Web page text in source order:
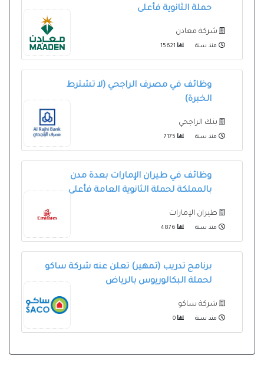
حملة الثانوية فأعلى
شركة معادن
منذ سنة
وظائف في مصرف الراجحي (لا تشترط
الخبرة)
بنك الراجحي
منذ سنة
وظائف في طيران الإمارات بعدة مدن
بالمملكة لحملة الثانوية العامة فأعلى
طيران الإمارات
منذ سنة
برنامج تدريب (تمهير) تعلن عنه شركة ساكو
لحملة البكالوريوس بالرياض
شركة ساكو
منذ سنة